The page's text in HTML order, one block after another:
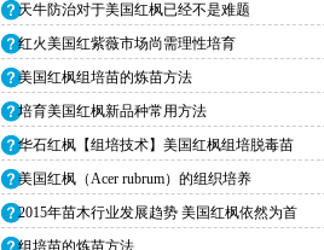
天牛防治对于美国红枫已经不是难题
红火美国红紫薇市场尚需理性培育
美国红枫组培苗的炼苗方法
培育美国红枫新品种常用方法
华石红枫【组培技术】美国红枫组培脱毒苗
美国红枫（Acer rubrum）的组织培养
2015年苗木行业发展趋势 美国红枫依然为首
组培苗的炼苗方法